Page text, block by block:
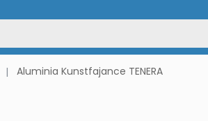
Aluminia Kunstfajance TENERA